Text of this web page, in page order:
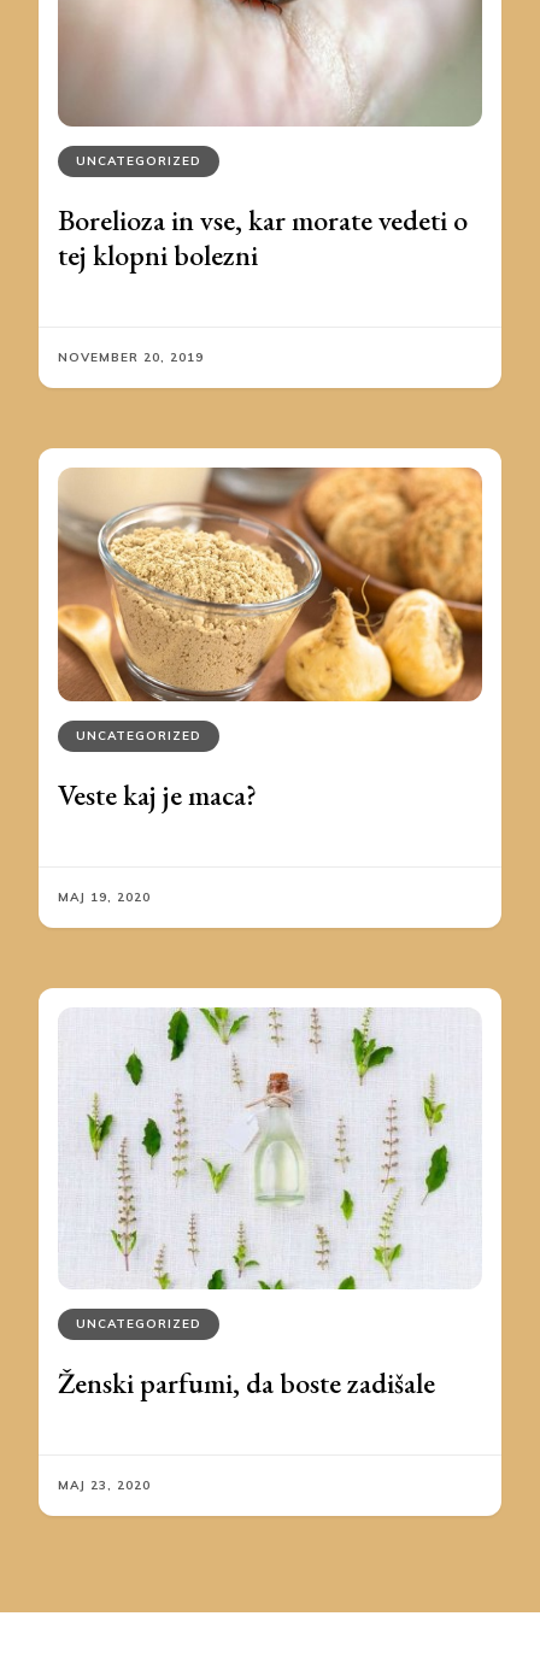
UNCATEGORIZED
Borelioza in vse, kar morate vedeti o
tej klopni bolezni
NOVEMBER 20, 2019
UNCATEGORIZED
Veste kaj je maca?
MAJ 19, 2020
UNCATEGORIZED
Ženski parfumi, da boste zadišale
MAJ 23, 2020